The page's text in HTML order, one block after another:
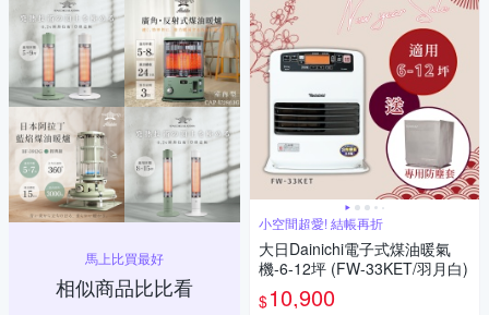
馬上比買最好
相似商品比比看
小空間超愛! 結帳再折
大日Dainichi電子式煤油暖氣
機-6-12坪 (FW-33KET/羽月白)
$10,900